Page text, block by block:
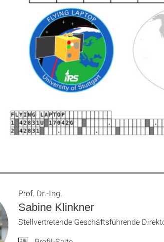
Sabine Klinkner
Prof. Dr.-Ing.
Stellvertretende Geschäftsführende